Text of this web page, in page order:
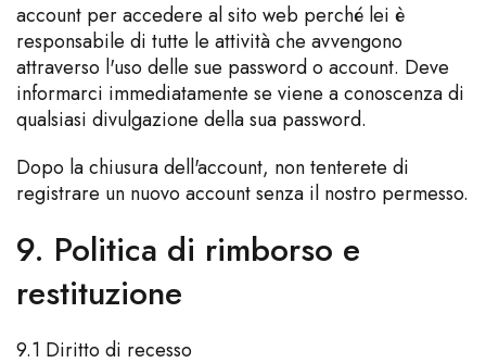
account per accedere al sito web perché lei è
responsabile di tutte le attività che avvengono
attraverso l'uso delle sue password o account. Deve
informarci immediatamente se viene a conoscenza di
qualsiasi divulgazione della sua password.
Dopo la chiusura dell'account, non tenterete di
registrare un nuovo account senza il nostro permesso.
9. Politica di rimborso e
restituzione
9.1 Diritto di recesso